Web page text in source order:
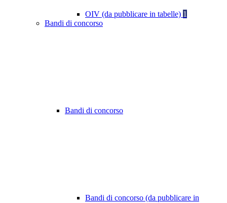
OIV (da pubblicare in tabelle) 1
Bandi di concorso
Bandi di concorso
Bandi di concorso (da pubblicare in